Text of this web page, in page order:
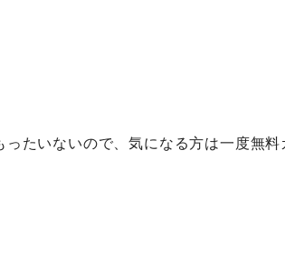
たいないので、気になる方は一度無料